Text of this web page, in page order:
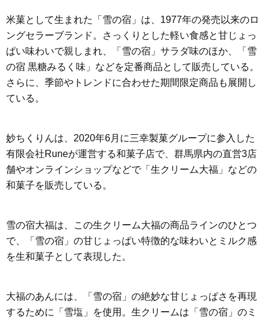
米菓として生まれた「雪の宿」は、1977年の発売以来のロ
ングセラーブランド。さっくりとした軽い食感と甘じょっ
ぱい味わいで親しまれ、「雪の宿」サラダ味のほか、「雪
の宿 黒糖みるく味」などを定番商品として販売している。
さらに、季節やトレンドに合わせた期間限定商品も展開し
ている。
妙ちくりんは、2020年6月に三幸製菓グループに参入した
有限会社Runeが運営する和菓子店で、群馬県内の直営3店
舗やオンラインショップなどで「生クリーム大福」などの
和菓子を販売している。
雪の宿大福は、この生クリーム大福の商品ラインのひとつ
で、「雪の宿」の甘じょっぱい特徴的な味わいとミルク感
を生和菓子として表現した。
大福のあんには、「雪の宿」の絶妙な甘じょっぱさを再現
するために「雪塩」を使用。生クリームは「雪の宿」のミ